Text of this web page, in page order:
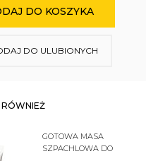
DO KOSZYKA
DO ULUBIONYCH
GOTOWA MASA
SZPACHLOWA DO